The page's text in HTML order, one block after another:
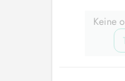
Keine